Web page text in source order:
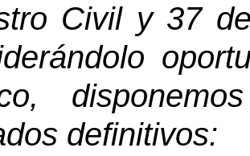
Civil y 37
definitivos: